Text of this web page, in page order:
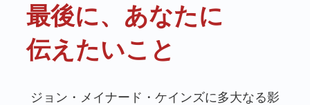
最後に、あなたに
伝えたいこと
ジョン・メイナード・ケインズに多大なる影